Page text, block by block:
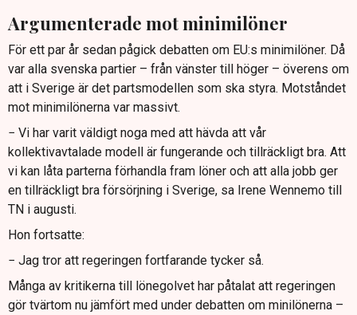
Argumenterade mot minimilöner
För ett par år sedan pågick debatten om EU:s minimilöner. Då
var alla svenska partier – från vänster till höger – överens om
att i Sverige är det partsmodellen som ska styra. Motståndet
mot minimilönerna var massivt.
− Vi har varit väldigt noga med att hävda att vår
kollektivavtalade modell är fungerande och tillräckligt bra. Att
vi kan låta parterna förhandla fram löner och att alla jobb ger
en tillräckligt bra försörjning i Sverige, sa Irene Wennemo till
TN i augusti.
Hon fortsatte:
− Jag tror att regeringen fortfarande tycker så.
Många av kritikerna till lönegolvet har påtalat att regeringen
gör tvärtom nu jämfört med under debatten om minilönerna –